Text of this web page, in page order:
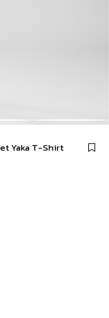
Yaka T-Shirt